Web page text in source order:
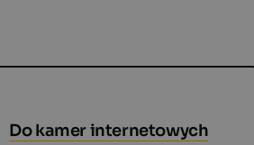
Do kamer internetowych